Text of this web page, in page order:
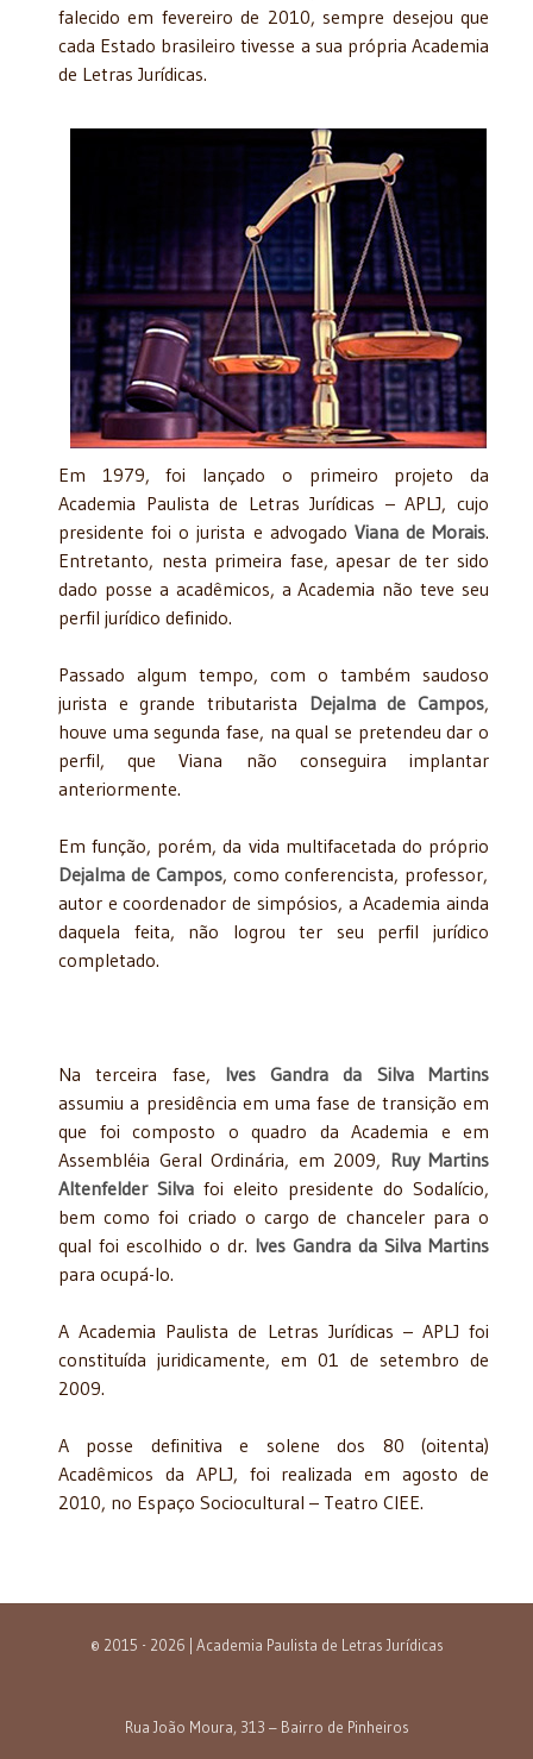
falecido em fevereiro de 2010, sempre desejou que
cada Estado brasileiro tivesse a sua própria Academia
de Letras Jurídicas.
Em 1979, foi lançado o primeiro projeto da
Academia Paulista de Letras Jurídicas – APLJ, cujo
presidente foi o jurista e advogado Viana de Morais.
Entretanto, nesta primeira fase, apesar de ter sido
dado posse a acadêmicos, a Academia não teve seu
perfil jurídico definido.
Passado algum tempo, com o também saudoso
jurista e grande tributarista Dejalma de Campos,
houve uma segunda fase, na qual se pretendeu dar o
perfil, que Viana não conseguira implantar
anteriormente.
Em função, porém, da vida multifacetada do próprio
Dejalma de Campos, como conferencista, professor,
autor e coordenador de simpósios, a Academia ainda
daquela feita, não logrou ter seu perfil jurídico
completado.
Na terceira fase, Ives Gandra da Silva Martins
assumiu a presidência em uma fase de transição em
que foi composto o quadro da Academia e em
Assembléia Geral Ordinária, em 2009, Ruy Martins
Altenfelder Silva foi eleito presidente do Sodalício,
bem como foi criado o cargo de chanceler para o
qual foi escolhido o dr. Ives Gandra da Silva Martins
para ocupá-lo.
A Academia Paulista de Letras Jurídicas – APLJ foi
constituída juridicamente, em 01 de setembro de
2009.
A posse definitiva e solene dos 80 (oitenta)
Acadêmicos da APLJ, foi realizada em agosto de
2010, no Espaço Sociocultural – Teatro CIEE.
© 2015 - 2026 | Academia Paulista de Letras Jurídicas
Rua João Moura, 313 – Bairro de Pinheiros